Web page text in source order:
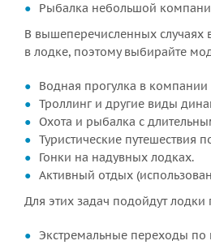
Рыбалка небольшой
В вышеперечисленных случаях
в лодке, поэтому выбирайте
Водная прогулка в компании
Троллинг и другие виды
Охота и рыбалка с
Туристические путешествия
Гонки на надувных лодках.
Активный отдых
Для этих задач подойдут
Экстремальные переходы